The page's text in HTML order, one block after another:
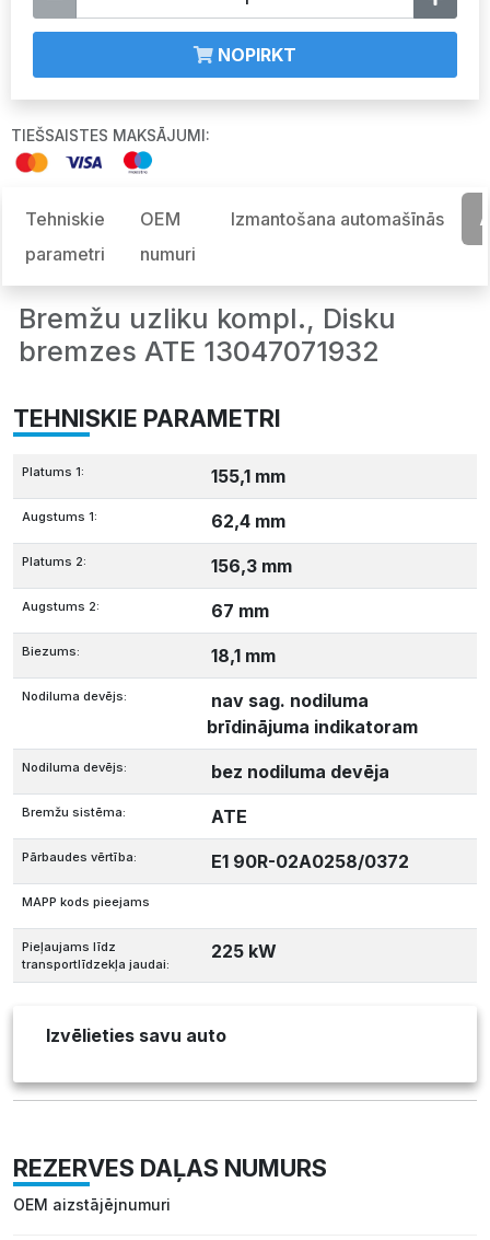
NOPIRKT
TIEŠSAISTES MAKSĀJUMI:
Tehniskie
parametri
OEM
numuri
Izmantošana automašīnās
Bremžu uzliku kompl., Disku
bremzes ATE 13047071932
TEHNISKIE PARAMETRI
Platums 1: 155,1 mm
Augstums 1: 62,4 mm
Platums 2: 156,3 mm
Augstums 2: 67 mm
Biezums: 18,1 mm
Nodiluma devējs:
nav sag. nodiluma
brīdinājuma indikatoram
Nodiluma devējs: bez nodiluma devēja
Bremžu sistēma: ATE
Pārbaudes vērtība: E1 90R-02A0258/0372
MAPP kods pieejams
Pieļaujams līdz
transportlīdzekļa jaudai:
225 kW
Izvēlieties savu auto
REZERVES DAĻAS NUMURS
OEM aizstājējnumuri